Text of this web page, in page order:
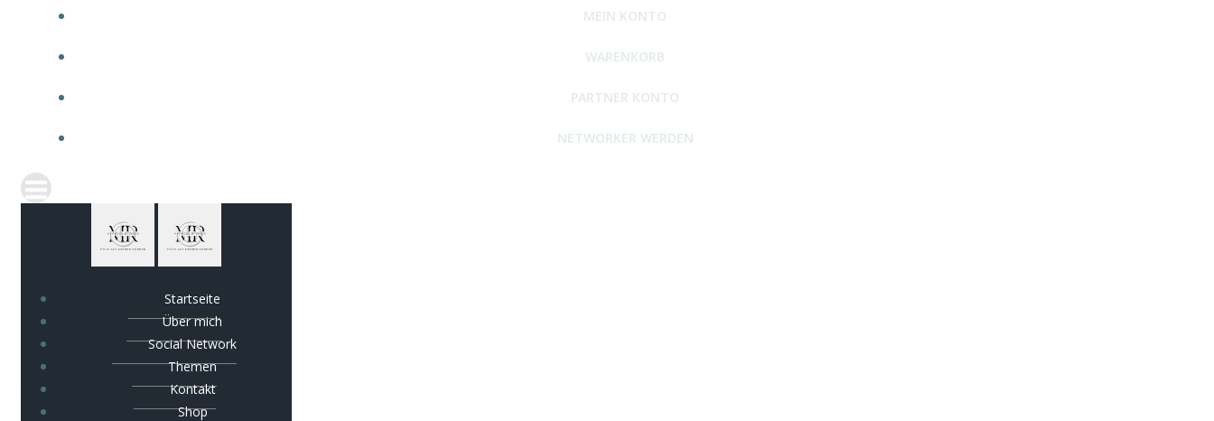
MEIN KONTO
WARENKORB
PARTNER KONTO
NETWORKER WERDEN
Startseite
Über mich
Social Network
Themen
Kontakt
Shop